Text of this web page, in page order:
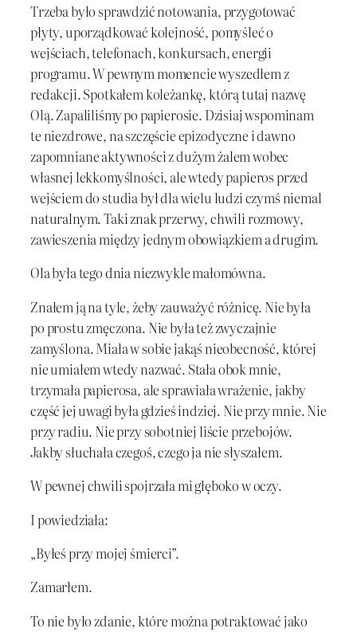
Trzeba było sprawdzić notowania, przygotować
płyty, uporządkować kolejność, pomyśleć o
wejściach, telefonach, konkursach, energii
programu. W pewnym momencie wyszedłem z
redakcji. Spotkałem koleżankę, którą tutaj nazwę
Olą. Zapaliliśmy po papierosie. Dzisiaj wspominam
te niezdrowe, na szczęście epizodyczne i dawno
zapomniane aktywności z dużym żalem wobec
własnej lekkomyślności, ale wtedy papieros przed
wejściem do studia był dla wielu ludzi czymś niemal
naturalnym. Taki znak przerwy, chwili rozmowy,
zawieszenia między jednym obowiązkiem a drugim.
Ola była tego dnia niezwykle małomówna.
Znałem ją na tyle, żeby zauważyć różnicę. Nie była
po prostu zmęczona. Nie była też zwyczajnie
zamyślona. Miała w sobie jakąś nieobecność, której
nie umiałem wtedy nazwać. Stała obok mnie,
trzymała papierosa, ale sprawiała wrażenie, jakby
część jej uwagi była gdzieś indziej. Nie przy mnie. Nie
przy radiu. Nie przy sobotniej liście przebojów.
Jakby słuchała czegoś, czego ja nie słyszałem.
W pewnej chwili spojrzała mi głęboko w oczy.
I powiedziała:
„Byłeś przy mojej śmierci”.
Zamarłem.
To nie było zdanie, które można potraktować jako